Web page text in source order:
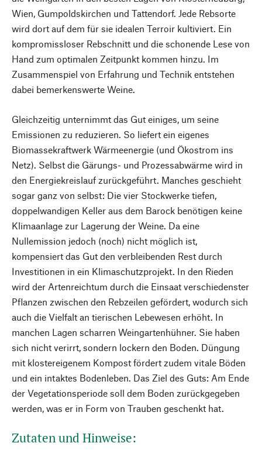
Wien, Gumpoldskirchen und Tattendorf. Jede Rebsorte
wird dort auf dem für sie idealen Terroir kultiviert. Ein
kompromissloser Rebschnitt und die schonende Lese von
Hand zum optimalen Zeitpunkt kommen hinzu. Im
Zusammenspiel von Erfahrung und Technik entstehen
dabei bemerkenswerte Weine.
Gleichzeitig unternimmt das Gut einiges, um seine
Emissionen zu reduzieren. So liefert ein eigenes
Biomassekraftwerk Wärmeenergie (und Ökostrom ins
Netz). Selbst die Gärungs- und Prozessabwärme wird in
den Energiekreislauf zurückgeführt. Manches geschieht
sogar ganz von selbst: Die vier Stockwerke tiefen,
doppelwandigen Keller aus dem Barock benötigen keine
Klimaanlage zur Lagerung der Weine. Da eine
Nullemission jedoch (noch) nicht möglich ist,
kompensiert das Gut den verbleibenden Rest durch
Investitionen in ein Klimaschutzprojekt. In den Rieden
wird der Artenreichtum durch die Einsaat verschiedenster
Pflanzen zwischen den Rebzeilen gefördert, wodurch sich
auch die Vielfalt an tierischen Lebewesen erhöht. In
manchen Lagen scharren Weingartenhühner. Sie haben
sich nicht verirrt, sondern lockern den Boden. Düngung
mit klostereigenem Kompost fördert zudem vitale Böden
und ein intaktes Bodenleben. Das Ziel des Guts: Am Ende
der Vegetationsperiode soll dem Boden zurückgegeben
werden, was er in Form von Trauben geschenkt hat.
Zutaten und Hinweise: